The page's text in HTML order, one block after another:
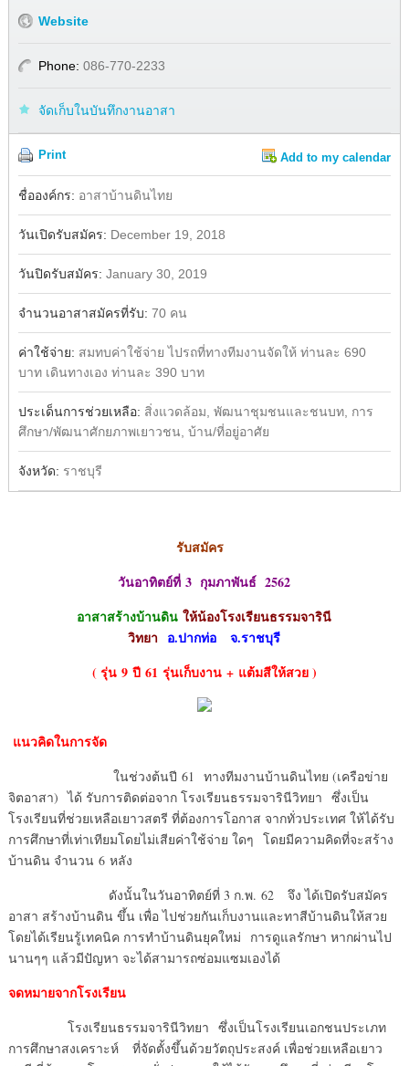
Website
Phone: 086-770-2233
จัดเก็บในบันทึกงานอาสา
Print Add to my calendar
Facebook
ชื่อองค์กร: อาสาบ้านดินไทย
วันเปิดรับสมัคร: December 19, 2018
วันปิดรับสมัคร: January 30, 2019
จำนวนอาสาสมัครที่รับ: 70 คน
ค่าใช้จ่าย: สมทบค่าใช้จ่าย ไปรถที่ทางทีมงานจัดให้ ท่านละ 690
บาท เดินทางเอง ท่านละ 390 บาท
ประเด็นการช่วยเหลือ: สิ่งแวดล้อม, พัฒนาชุมชนและชนบท, การ
ศึกษา/พัฒนาศักยภาพเยาวชน, บ้าน/ที่อยู่อาศัย
จังหวัด: ราชบุรี
รับสมัคร
วันอาทิตย์ที่3 กุมภาพันธ์ 2562
อาสาสร้างบ้านดิน ให้น้องโรงเรียนธรรมจารินี
วิทยา อ.ปากท่อ
จ.ราชบุรี
( รุ่น 9 ปี 61 รุ่นเก็บงาน + แต้มสีให้สวย )
แนวคิดในการจัด
ในช่วงต้นปี 61 ทางทีมงานบ้านดินไทย (เครือข่าย
จิตอาสา) ได้ รับการติดต่อจาก โรงเรียนธรรมจารินีวิทยา ซึ่งเป็น
โรงเรียนที่ช่วยเหลือเยาวสตรี ที่ต้องการโอกาส จากทั่วประเทศ ให้ได้รับ
การศึกษาที่เท่าเทียมโดยไม่เสียค่าใช้จ่าย ใดๆ โดยมีความคิดที่จะสร้าง
บ้านดิน จำนวน 6 หลัง
ดังนั้นในวันอาทิตย์ที่ 3 ก.พ. 62 จึง ได้เปิดรับสมัคร
อาสา สร้างบ้านดิน ขึ้น เพื่อ ไปช่วยกันเก็บงานและทาสีบ้านดินให้สวย
โดยได้เรียนรู้เทคนิค การทำบ้านดินยุคใหม่ การดูแลรักษา หากผ่านไป
นานๆๆ แล้วมีปัญหา จะได้สามารถซ่อมแซมเองได้
จดหมายจากโรงเรียน
โรงเรียนธรรมจารินีวิทยา ซึ่งเป็นโรงเรียนเอกชนประเภท
การศึกษาสงเคราะห์ ที่จัดตั้งขึ้นด้วยวัตถุประสงค์ เพื่อช่วยเหลือเยาว